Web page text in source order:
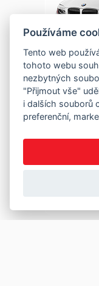
Používáme
Tento web
tohoto webu
nezbytných
"Přijmout vše"
i dalších souborů
preferenční,